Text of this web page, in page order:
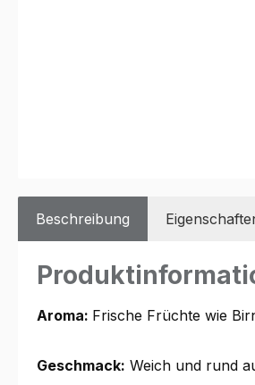
Beschreibung
Aroma: Frische Früchte wie
Geschmack: Weich und rund